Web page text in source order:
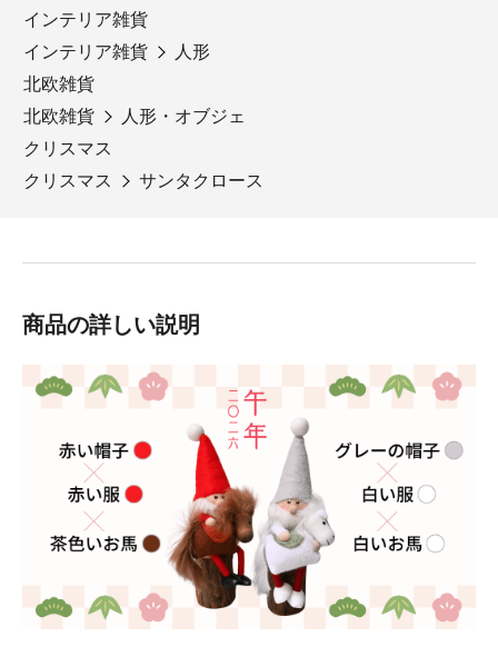
インテリア雑貨
インテリア雑貨
人形
北欧雑貨
北欧雑貨
人形・オブジェ
クリスマス
クリスマス
サンタクロース
商品の詳しい説明